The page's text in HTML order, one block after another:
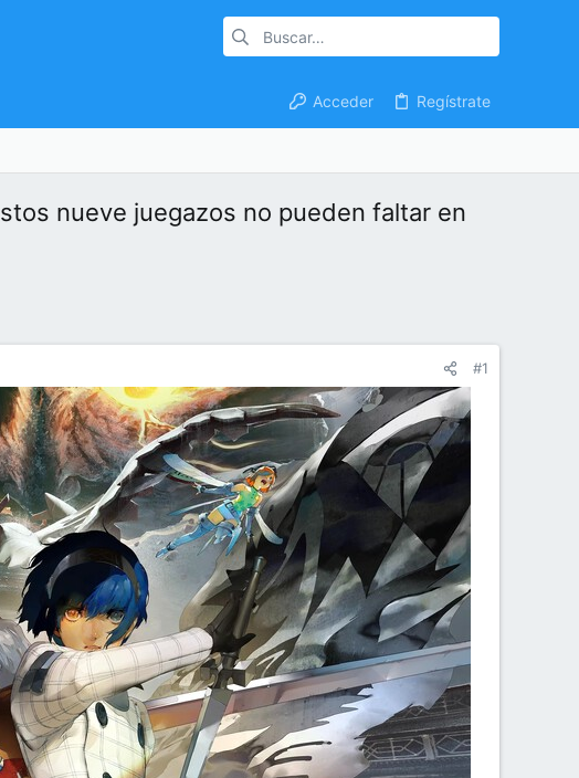
Acceder Regístrate
nueve juegazos no pueden faltar en
#1